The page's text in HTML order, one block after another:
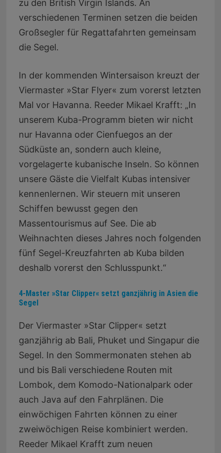
zu den British Virgin Islands. An
verschiedenen Terminen setzen die beiden
Großsegler für Regattafahrten gemeinsam
die Segel.
In der kommenden Wintersaison kreuzt der
Viermaster »Star Flyer« zum vorerst letzten
Mal vor Havanna. Reeder Mikael Krafft: „In
unserem Kuba-Programm bieten wir nicht
nur Havanna oder Cienfuegos an der
Südküste an, sondern auch kleine,
vorgelagerte kubanische Inseln. So können
unsere Gäste die Vielfalt Kubas intensiver
kennenlernen. Wir steuern mit unseren
Schiffen bewusst gegen den
Massentourismus auf See. Die ab
Weihnachten dieses Jahres noch folgenden
fünf Segel-Kreuzfahrten ab Kuba bilden
deshalb vorerst den Schlusspunkt.“
4-Master »Star Clipper« setzt ganzjährig in Asien die
Segel
Der Viermaster »Star Clipper« setzt
ganzjährig ab Bali, Phuket und Singapur die
Segel. In den Sommermonaten stehen ab
und bis Bali verschiedene Routen mit
Lombok, dem Komodo-Nationalpark oder
auch Java auf den Fahrplänen. Die
einwöchigen Fahrten können zu einer
zweiwöchigen Reise kombiniert werden.
Reeder Mikael Krafft zum neuen